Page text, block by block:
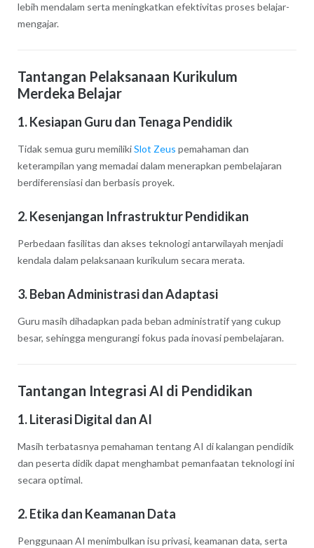
lebih mendalam serta meningkatkan efektivitas proses belajar-
mengajar.
Tantangan Pelaksanaan Kurikulum
Merdeka Belajar
1. Kesiapan Guru dan Tenaga Pendidik
Tidak semua guru memilikiSlot Zeus pemahaman dan
keterampilan yang memadai dalam menerapkan pembelajaran
berdiferensiasi dan berbasis proyek.
2. Kesenjangan Infrastruktur Pendidikan
Perbedaan fasilitas dan akses teknologi antarwilayah menjadi
kendala dalam pelaksanaan kurikulum secara merata.
3. Beban Administrasi dan Adaptasi
Guru masih dihadapkan pada beban administratif yang cukup
besar, sehingga mengurangi fokus pada inovasi pembelajaran.
Tantangan Integrasi AI di Pendidikan
1. Literasi Digital dan AI
Masih terbatasnya pemahaman tentang AI di kalangan pendidik
dan peserta didik dapat menghambat pemanfaatan teknologi ini
secara optimal.
2. Etika dan Keamanan Data
Penggunaan AI menimbulkan isu privasi, keamanan data, serta